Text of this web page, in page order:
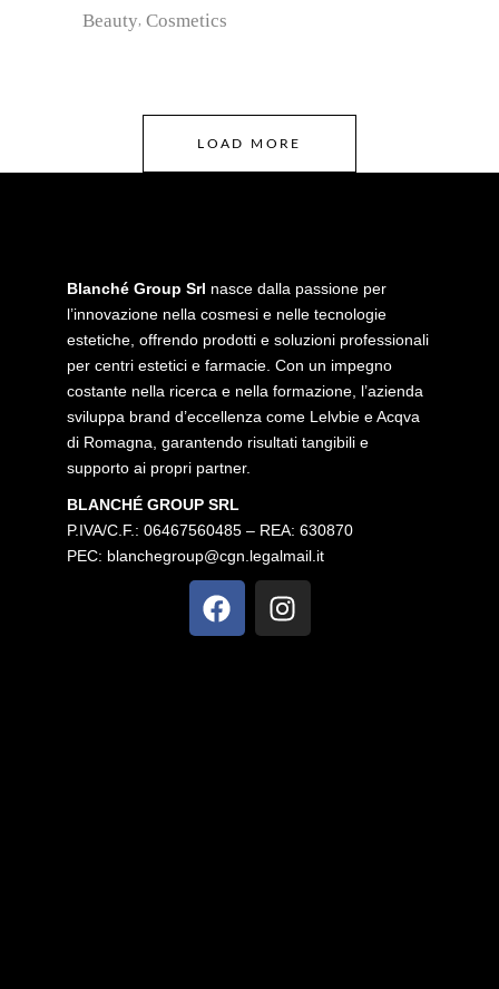
Beauty Cosmetics
LOAD MORE
Blanché Group Srl nasce dalla passione per
l’innovazione nella cosmesi e nelle tecnologie
estetiche, offrendo prodotti e soluzioni professionali
per centri estetici e farmacie. Con un impegno
costante nella ricerca e nella formazione, l’azienda
sviluppa brand d’eccellenza come Lelvbie e Acqva
di Romagna, garantendo risultati tangibili e
supporto ai propri partner.
BLANCHÉ GROUP SRL
P.IVA/C.F.: 06467560485 – REA: 630870
PEC: blanchegroup@cgn.legalmail.it